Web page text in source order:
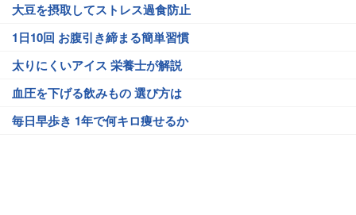
大豆を摂取してストレス過食防止
1日10回 お腹引き締まる簡単習慣
太りにくいアイス 栄養士が解説
血圧を下げる飲みもの 選び方は
毎日早歩き 1年で何キロ痩せるか